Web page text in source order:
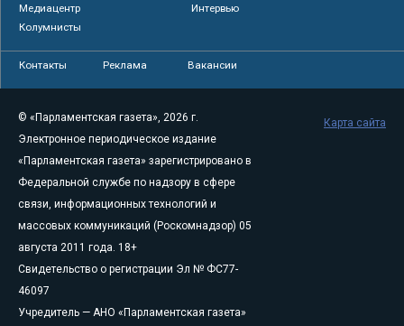
Медиацентр
Интервью
Колумнисты
Контакты Реклама Вакансии
© «Парламентская газета», 2026 г.
Электронное периодическое издание
«Парламентская газета» зарегистрировано в
Федеральной службе по надзору в сфере
связи, информационных технологий и
массовых коммуникаций (Роскомнадзор) 05
августа 2011 года. 18+
Свидетельство о регистрации Эл № ФС77-
46097
Учредитель — АНО «Парламентская газета»
Карта сайта